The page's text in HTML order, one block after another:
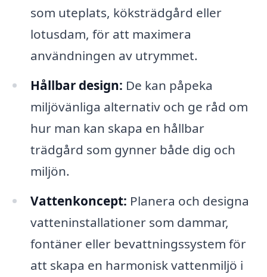
som uteplats, köksträdgård eller
lotusdam, för att maximera
användningen av utrymmet.
Hållbar design: De kan påpeka
miljövänliga alternativ och ge råd om
hur man kan skapa en hållbar
trädgård som gynner både dig och
miljön.
Vattenkoncept: Planera och designa
vatteninstallationer som dammar,
fontäner eller bevattningssystem för
att skapa en harmonisk vattenmiljö i